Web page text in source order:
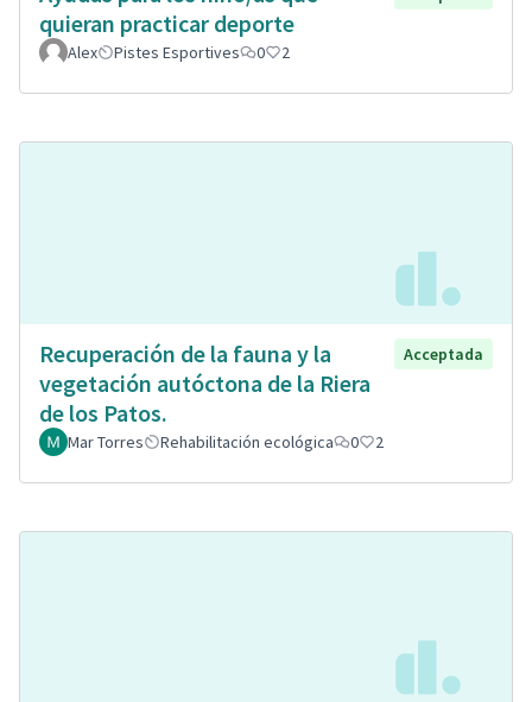
quieran practicar deporte
Alex Pistes Esportives 0 2
Recuperación de la fauna y la
vegetación autóctona de la Riera
de los Patos.
Acceptada
Mar Torres Rehabilitación ecológica 0 2